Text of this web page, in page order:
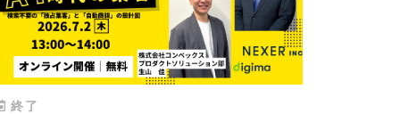
終了